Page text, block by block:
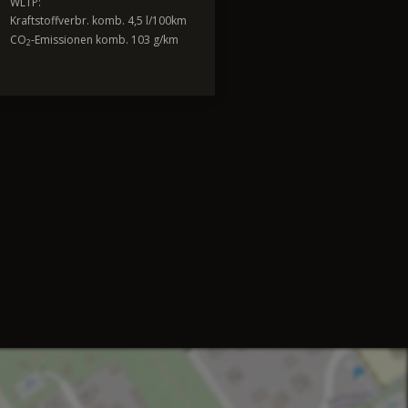
Kraftstoffverbr. komb. 4,5 l/100km
CO2-Emissionen komb. 103 g/km